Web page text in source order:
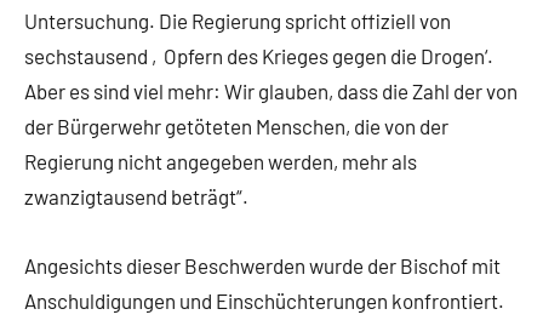
Untersuchung. Die Regierung spricht offiziell von
sechstausend ‚Opfern des Krieges gegen die Drogen‘.
Aber es sind viel mehr: Wir glauben, dass die Zahl der von
der Bürgerwehr getöteten Menschen, die von der
Regierung nicht angegeben werden, mehr als
zwanzigtausend beträgt“.
Angesichts dieser Beschwerden wurde der Bischof mit
Anschuldigungen und Einschüchterungen konfrontiert.